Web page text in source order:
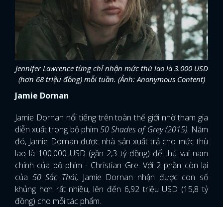
Jennifer Lawrence từng chỉ nhận mức thù lao là 3.000 USD
(hơn 68 triệu đồng) mỗi tuần. (Ảnh: Anonymous Content)
Jamie Dornan
Jamie Dornan nổi tiếng trên toàn thế giới nhờ tham gia
diễn xuất trong bộ phim 50 Shades of Grey (2015). Năm
đó, Jamie Dornan được nhà sản xuất trả cho mức thù
lao là 100.000 USD (gần 2,3 tỷ đồng) để thủ vai nam
chính của bộ phim - Christian Gre. Với 2 phần còn lại
của 50 Sắc Thái, Jamie Dornan nhận được con số
khủng hơn rất nhiều, lên đến 6,92 triệu USD (15,8 tỷ
đồng) cho mỗi tác phẩm.